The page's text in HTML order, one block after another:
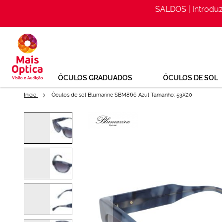
SALDOS |
ÓCULOS GRADUADOS ÓCULOS DE SOL
Início Óculos de sol Blumarine SBM866 Azul Tamanho: 53X20
da